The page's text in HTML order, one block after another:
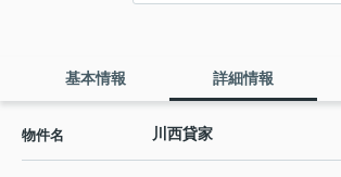
基本情報 詳細情報
物件名 川西貸家